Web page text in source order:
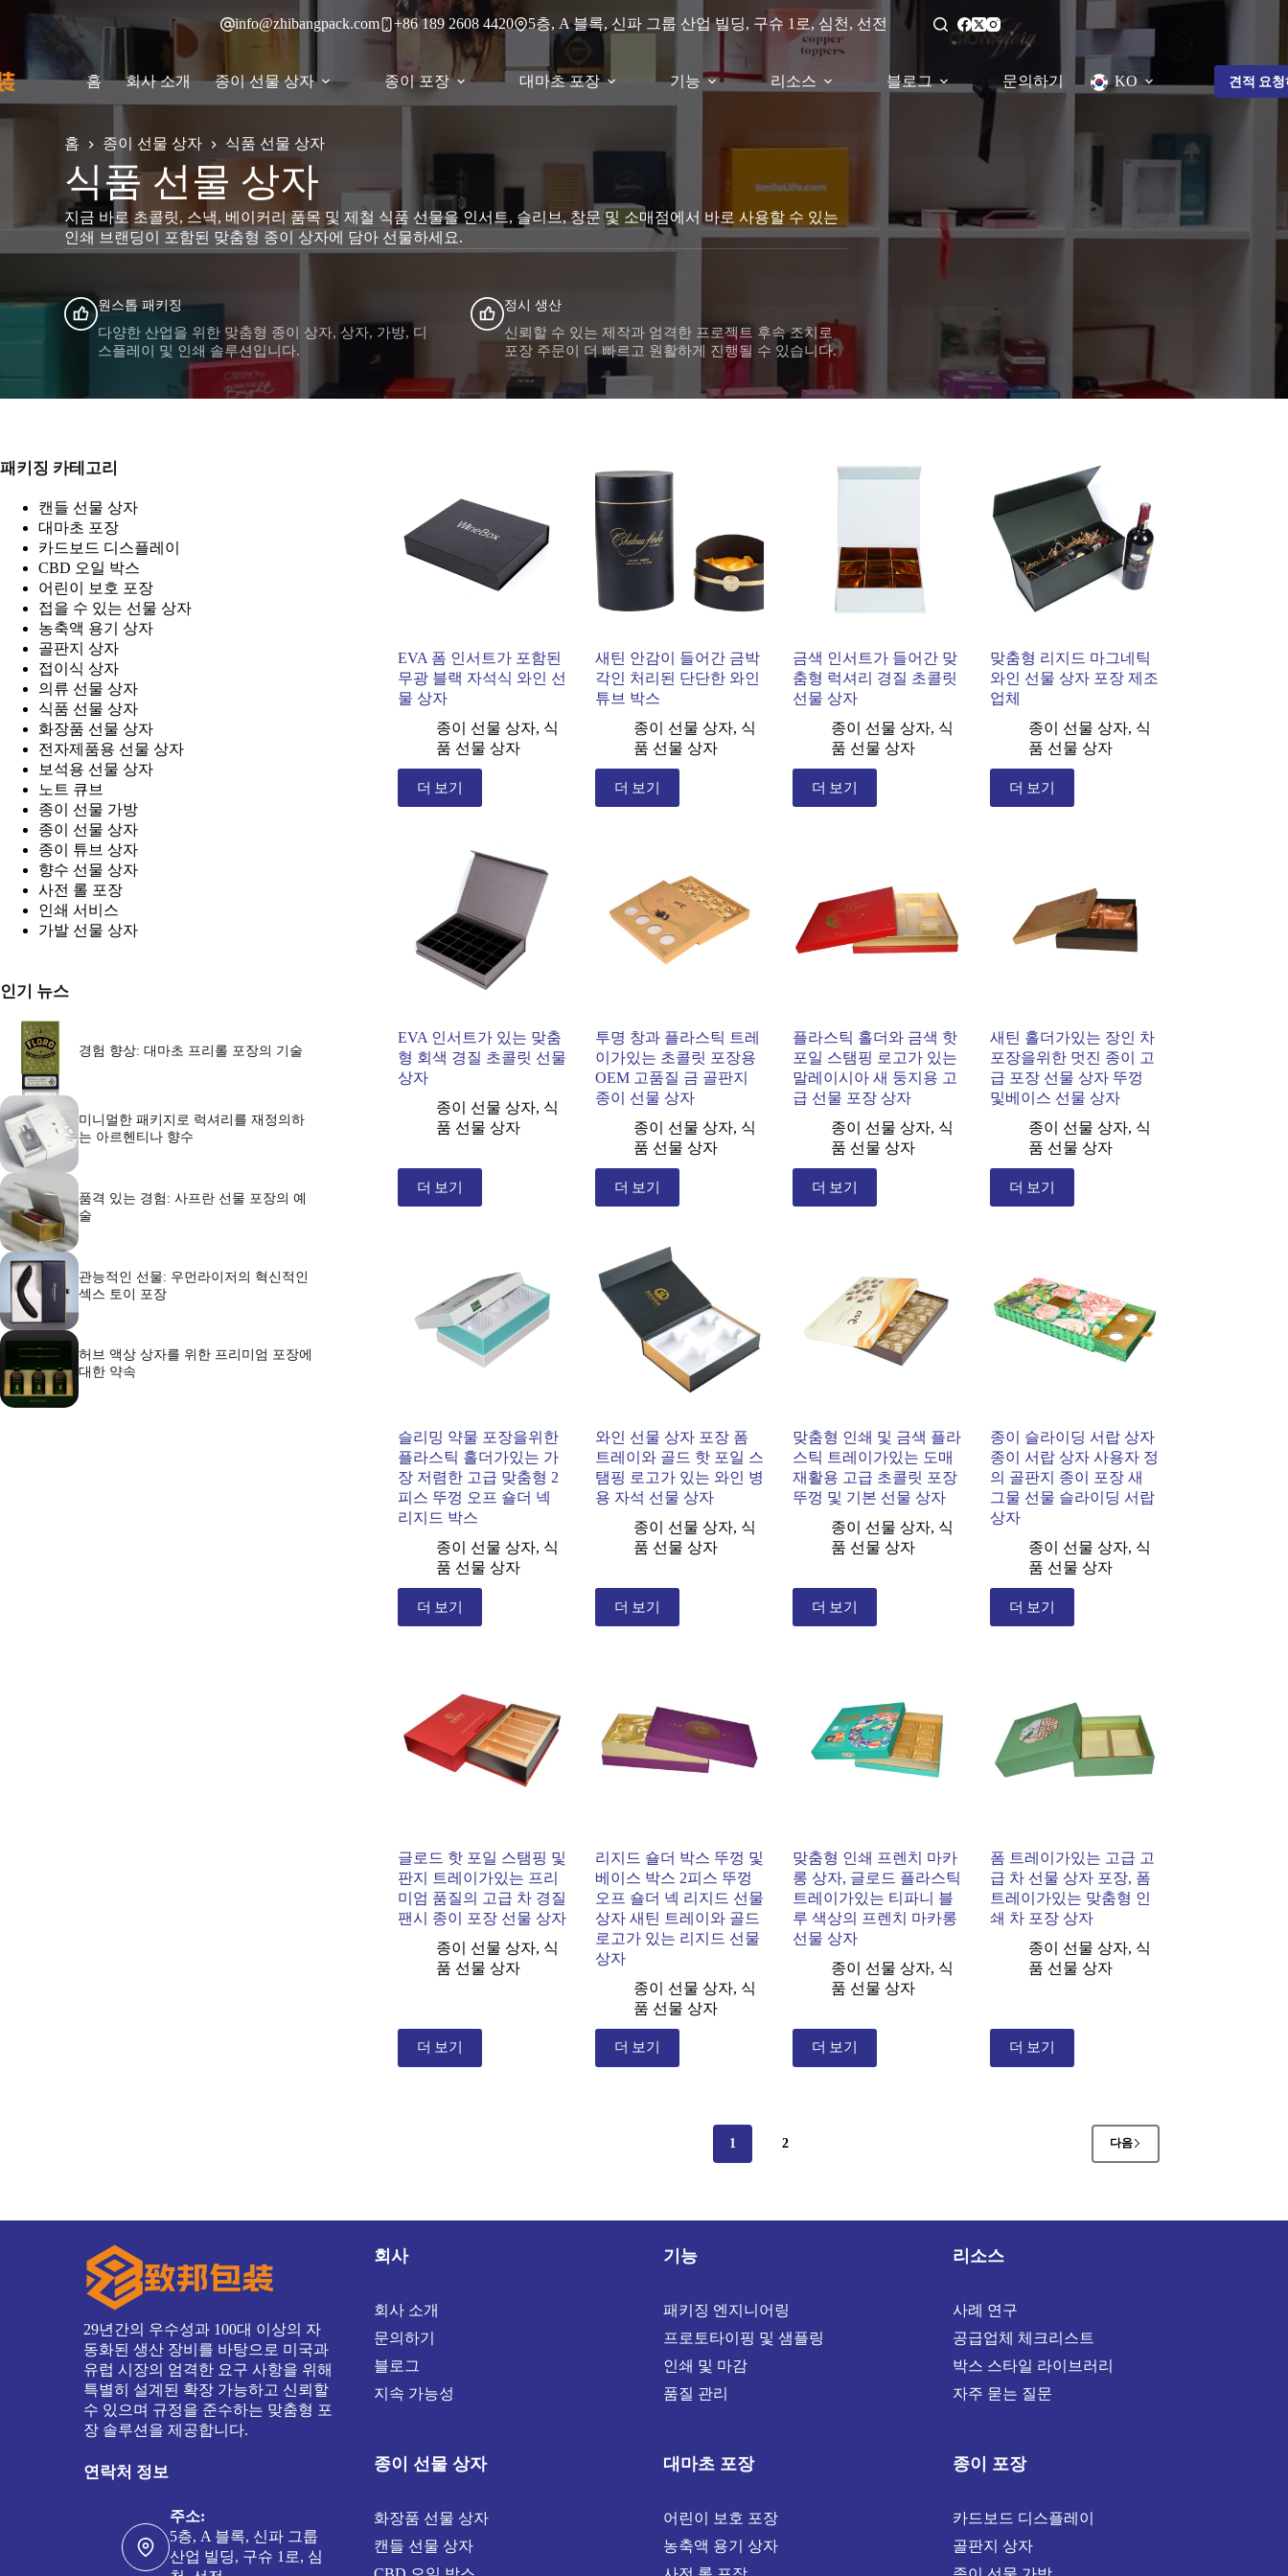
로
건
너
info@zhibangpack.com +86 189 2608 4420 5층, A 블록, 신파 그룹 산업 빌딩, 구슈 1로, 심천, 선전
홈 회사 소개 종이 선물 상자 종이 포장 대마초 포장 기능 리소스 블로그 문의하기 KO 견적 요
홈 종이 선물 상자 식품 선물 상자
식품 선물 상자
지금 바로 초콜릿, 스낵, 베이커리 품목 및 제철 식품 선물을 인서트, 슬리브, 창문 및 소매점에서 바로 사용할 수 있는
인쇄 브랜딩이 포함된 맞춤형 종이 상자에 담아 선물하세요.
원스톱 패키징
다양한 산업을 위한 맞춤형 종이 상자, 상자, 가방, 디
스플레이 및 인쇄 솔루션입니다.
정시 생산
신뢰할 수 있는 제작과 엄격한 프로젝트 후속 조치로
포장 주문이 더 빠르고 원활하게 진행될 수 있습니다.
EVA 폼 인서트가 포함된
무광 블랙 자석식 와인 선
물 상자
종이 선물 상자, 식
품 선물 상자
더 보기
새틴 안감이 들어간 금박
각인 처리된 단단한 와인
튜브 박스
종이 선물 상자, 식
품 선물 상자
더 보기
금색 인서트가 들어간 맞
춤형 럭셔리 경질 초콜릿
선물 상자
종이 선물 상자, 식
품 선물 상자
더 보기
맞춤형 리지드 마그네틱
와인 선물 상자 포장 제조
업체
종이 선물 상자, 식
품 선물 상자
더 보기
EVA 인서트가 있는 맞춤
형 회색 경질 초콜릿 선물
상자
종이 선물 상자, 식
품 선물 상자
더 보기
투명 창과 플라스틱 트레
이가있는 초콜릿 포장용
OEM 고품질 금 골판지
종이 선물 상자
종이 선물 상자, 식
품 선물 상자
더 보기
플라스틱 홀더와 금색 핫
포일 스탬핑 로고가 있는
말레이시아 새 둥지용 고
급 선물 포장 상자
종이 선물 상자, 식
품 선물 상자
더 보기
새틴 홀더가있는 장인 차
포장을위한 멋진 종이 고
급 포장 선물 상자 뚜껑
및베이스 선물 상자
종이 선물 상자, 식
품 선물 상자
더 보기
슬리밍 약물 포장을위한
플라스틱 홀더가있는 가
장 저렴한 고급 맞춤형 2
피스 뚜껑 오프 숄더 넥
리지드 박스
종이 선물 상자, 식
품 선물 상자
더 보기
와인 선물 상자 포장 폼
트레이와 골드 핫 포일 스
탬핑 로고가 있는 와인 병
용 자석 선물 상자
종이 선물 상자, 식
품 선물 상자
더 보기
맞춤형 인쇄 및 금색 플라
스틱 트레이가있는 도매
재활용 고급 초콜릿 포장
뚜껑 및 기본 선물 상자
종이 선물 상자, 식
품 선물 상자
더 보기
종이 슬라이딩 서랍 상자
종이 서랍 상자 사용자 정
의 골판지 종이 포장 새
그물 선물 슬라이딩 서랍
상자
종이 선물 상자, 식
품 선물 상자
더 보기
글로드 핫 포일 스탬핑 및
판지 트레이가있는 프리
미엄 품질의 고급 차 경질
팬시 종이 포장 선물 상자
종이 선물 상자, 식
품 선물 상자
더 보기
리지드 숄더 박스 뚜껑 및
베이스 박스 2피스 뚜껑
오프 숄더 넥 리지드 선물
상자 새틴 트레이와 골드
로고가 있는 리지드 선물
상자
종이 선물 상자, 식
품 선물 상자
더 보기
맞춤형 인쇄 프렌치 마카
롱 상자, 글로드 플라스틱
트레이가있는 티파니 블
루 색상의 프렌치 마카롱
선물 상자
종이 선물 상자, 식
품 선물 상자
더 보기
폼 트레이가있는 고급 고
급 차 선물 상자 포장, 폼
트레이가있는 맞춤형 인
쇄 차 포장 상자
종이 선물 상자, 식
품 선물 상자
더 보기
1 2 다음
패키징 카테고리
캔들 선물 상자
대마초 포장
카드보드 디스플레이
CBD 오일 박스
어린이 보호 포장
접을 수 있는 선물 상자
농축액 용기 상자
골판지 상자
접이식 상자
의류 선물 상자
식품 선물 상자
화장품 선물 상자
전자제품용 선물 상자
보석용 선물 상자
노트 큐브
종이 선물 가방
종이 선물 상자
종이 튜브 상자
향수 선물 상자
사전 롤 포장
인쇄 서비스
가발 선물 상자
인기 뉴스
경험 향상: 대마초 프리롤 포장의 기술
미니멀한 패키지로 럭셔리를 재정의하
는 아르헨티나 향수
품격 있는 경험: 사프란 선물 포장의 예
술
관능적인 선물: 우먼라이저의 혁신적인
섹스 토이 포장
허브 액상 상자를 위한 프리미엄 포장에
대한 약속
29년간의 우수성과 100대 이상의 자
동화된 생산 장비를 바탕으로 미국과
유럽 시장의 엄격한 요구 사항을 위해
특별히 설계된 확장 가능하고 신뢰할
수 있으며 규정을 준수하는 맞춤형 포
장 솔루션을 제공합니다.
연락처 정보
주소:
5층, A 블록, 신파 그룹
산업 빌딩, 구슈 1로, 심
회사
회사 소개
문의하기
블로그
지속 가능성
종이 선물 상자
화장품 선물 상자
캔들 선물 상자
기능
패키징 엔지니어링
프로토타이핑 및 샘플링
인쇄 및 마감
품질 관리
대마초 포장
어린이 보호 포장
농축액 용기 상자
리소스
사례 연구
공급업체 체크리스트
박스 스타일 라이브러리
자주 묻는 질문
종이 포장
카드보드 디스플레이
골판지 상자